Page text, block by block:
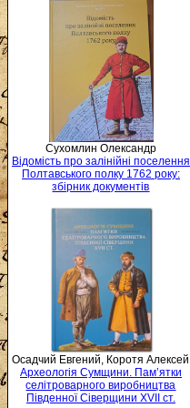
Сухомлин Олександр
Відомість про залінійні поселення
Полтавського полку 1762 року:
збірник документів
Осадчий Евгений, Коротя Алексей
Археологія Сумщини. Пам’ятки
селітроварного виробництва
Південної Сіверщини XVII ст.